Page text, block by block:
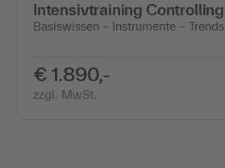
Intensivtraining Controlling
Basiswissen – Instrumente – Trends
€ 1.890,-
zzgl. MwSt.